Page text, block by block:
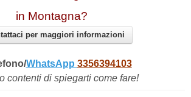
in Montagna?
per maggiori informazioni
WhatsApp 3356394103
contenti di spiegarti come fare!